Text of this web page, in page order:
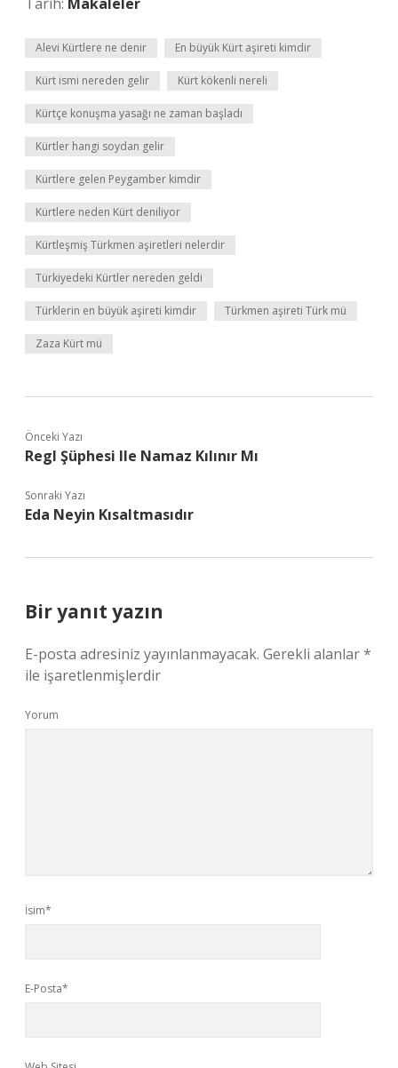
Alevi Kürtlere ne denir En büyük Kürt aşireti kimdir
Kürt ismi nereden gelir Kürt kökenli nereli
Kürtçe konuşma yasağı ne zaman başladı
Kürtler hangi soydan gelir
Kürtlere gelen Peygamber kimdir
Kürtlere neden Kürt deniliyor
Kürtleşmiş Türkmen aşiretleri nelerdir
Türkiyedeki Kürtler nereden geldi
Türklerin en büyük aşireti kimdir Türkmen aşireti Türk mü
Zaza Kürt mü
Önceki Yazı
Regl Şüphesi Ile Namaz Kılınır Mı
Sonraki Yazı
Eda Neyin Kısaltmasıdır
Bir yanıt yazın
E-posta adresiniz yayınlanmayacak. Gerekli alanlar*
ile işaretlenmişlerdir
Yorum
İsim*
E-Posta*